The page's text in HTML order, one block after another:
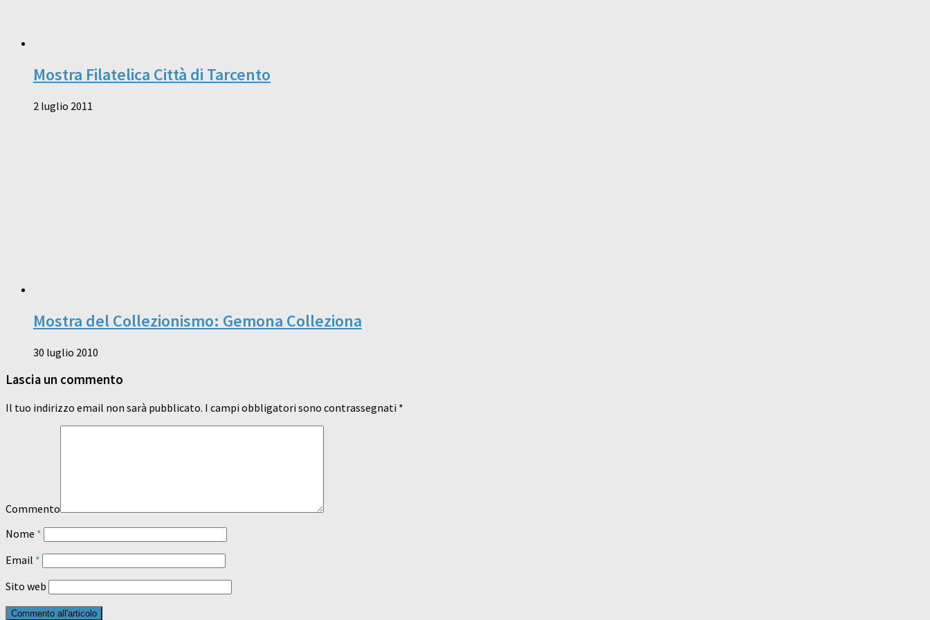
Mostra Filatelica Città di Tarcento
2 luglio 2011
Mostra del Collezionismo: Gemona Colleziona
30 luglio 2010
Lascia un commento
Il tuo indirizzo email non sarà pubblicato. I campi obbligatori sono contrassegnati *
Commento
Nome *
Email *
Sito web